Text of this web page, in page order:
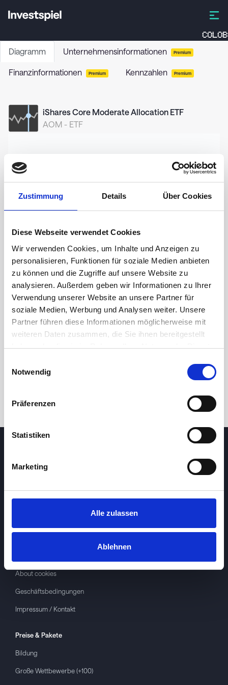
Zustimmung Details Über Cookies
Diese Webseite verwendet Cookies
Wir verwenden Cookies, um Inhalte und Anzeigen zu
personalisieren, Funktionen für soziale Medien anbieten
zu können und die Zugriffe auf unsere Website zu
analysieren. Außerdem geben wir Informationen zu Ihrer
Verwendung unserer Website an unsere Partner für
soziale Medien, Werbung und Analysen weiter. Unsere
Partner führen diese Informationen möglicherweise mit
weiteren Daten zusammen, die Sie ihnen bereitgestellt
haben oder die sie im Rahmen Ihrer Nutzung der Dienste
Notwendig
Präferenzen
Statistiken
Marketing
Alle zulassen
Ablehnen
Diagramm Unternehmensinformationen Premium
Finanzinformationen Premium Kennzahlen Premium
iShares Core Moderate Allocation ETF
AOM - ETF
48,75
49,00
49,25
49,50
50,00
7. Mai 2026 23. Juni 2026 6. August 2026
24 Std. 1M 3M 1J 5J
About cookies
Geschäftsbedingungen
Impressum / Kontakt
Preise & Pakete
Bildung
Große Wettbewerbe (+100)